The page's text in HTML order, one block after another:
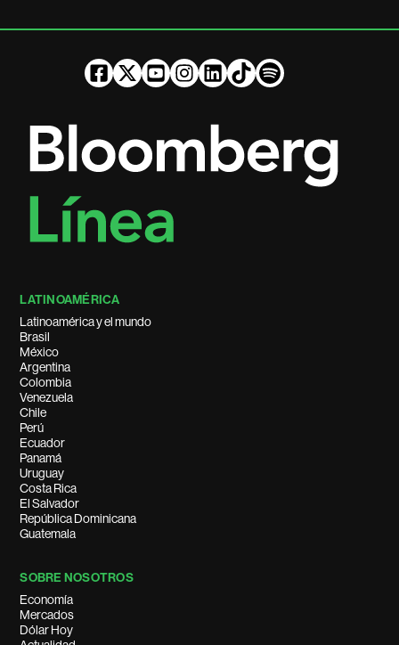
LATINOAMÉRICA
Latinoamérica y el mundo
Brasil
México
Argentina
Colombia
Venezuela
Chile
Perú
Ecuador
Panamá
Uruguay
Costa Rica
El Salvador
República Dominicana
Guatemala
SOBRE NOSOTROS
Economía
Mercados
Dólar Hoy